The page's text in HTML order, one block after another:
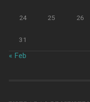
24 25 26
31
« Feb